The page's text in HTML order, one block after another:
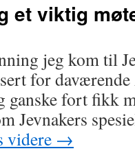
et viktig
jeg kom til
for
ganske fort fikk
Jevnakers
videre →